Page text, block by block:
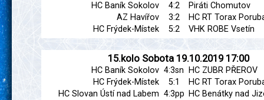
HC Baník Sokolov
4:2
Piráti Chomutov
AZ Havířov
3:2
HC RT Torax
HC Frýdek-Místek
5:2 VHK ROBE Vsetín
15.kolo Sobota 19.10.2019 17:00
HC Baník Sokolov 4:3sn
HC ZUBR PŘEROV
HC Frýdek-Místek
5:1
HC RT Torax
HC Slovan Ústí nad Labem 4:3pp HC Benátky nad